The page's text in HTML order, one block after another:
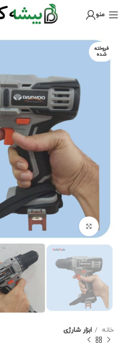
منو
فروخته
شده
برای بزرگنمایی کلیک کنید
خانه ابزار شارژی